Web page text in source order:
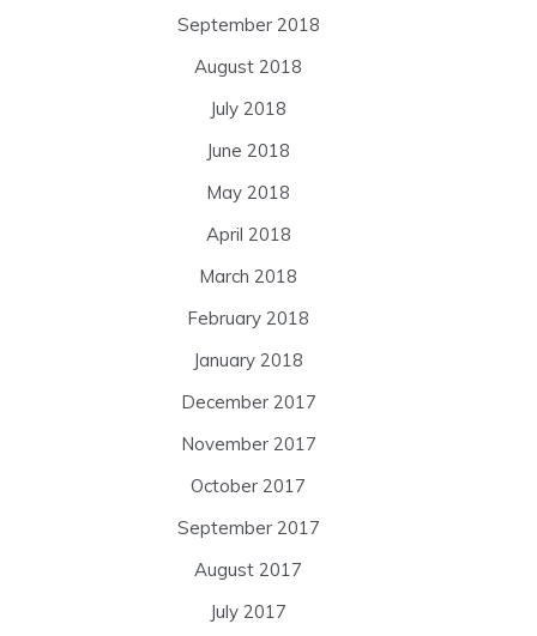
September 2018
August 2018
July 2018
June 2018
May 2018
April 2018
March 2018
February 2018
January 2018
December 2017
November 2017
October 2017
September 2017
August 2017
July 2017